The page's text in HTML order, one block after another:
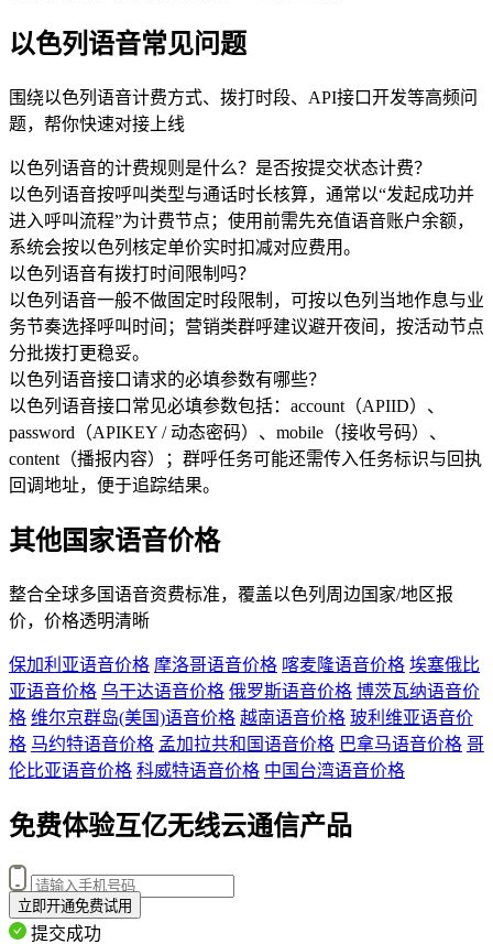
以色列语音常见问题
围绕以色列语音计费方式、拨打时段、API接口开发等高频问
题，帮你快速对接上线
以色列语音的计费规则是什么？是否按提交状态计费？
以色列语音按呼叫类型与通话时长核算，通常以“发起成功并
进入呼叫流程”为计费节点；使用前需先充值语音账户余额，
系统会按以色列核定单价实时扣减对应费用。
以色列语音有拨打时间限制吗？
以色列语音一般不做固定时段限制，可按以色列当地作息与业
务节奏选择呼叫时间；营销类群呼建议避开夜间，按活动节点
分批拨打更稳妥。
以色列语音接口请求的必填参数有哪些？
以色列语音接口常见必填参数包括：account（APIID）、
password（APIKEY / 动态密码）、mobile（接收号码）、
content（播报内容）；群呼任务可能还需传入任务标识与回执
回调地址，便于追踪结果。
其他国家语音价格
整合全球多国语音资费标准，覆盖以色列 周边国家/地区报
价，价格透明清晰
保加利亚语音价格 摩洛哥语音价格 喀麦隆语音价格 埃塞俄比
亚语音价格 乌干达语音价格 俄罗斯语音价格 博茨瓦纳语音价
格 维尔京群岛(美国)语音价格 越南语音价格 玻利维亚语音价
格 马约特语音价格 孟加拉共和国语音价格 巴拿马语音价格 哥
伦比亚语音价格 科威特语音价格 中国台湾语音价格
免费体验互亿无线云通信产品
立即开通免费试用
提交成功